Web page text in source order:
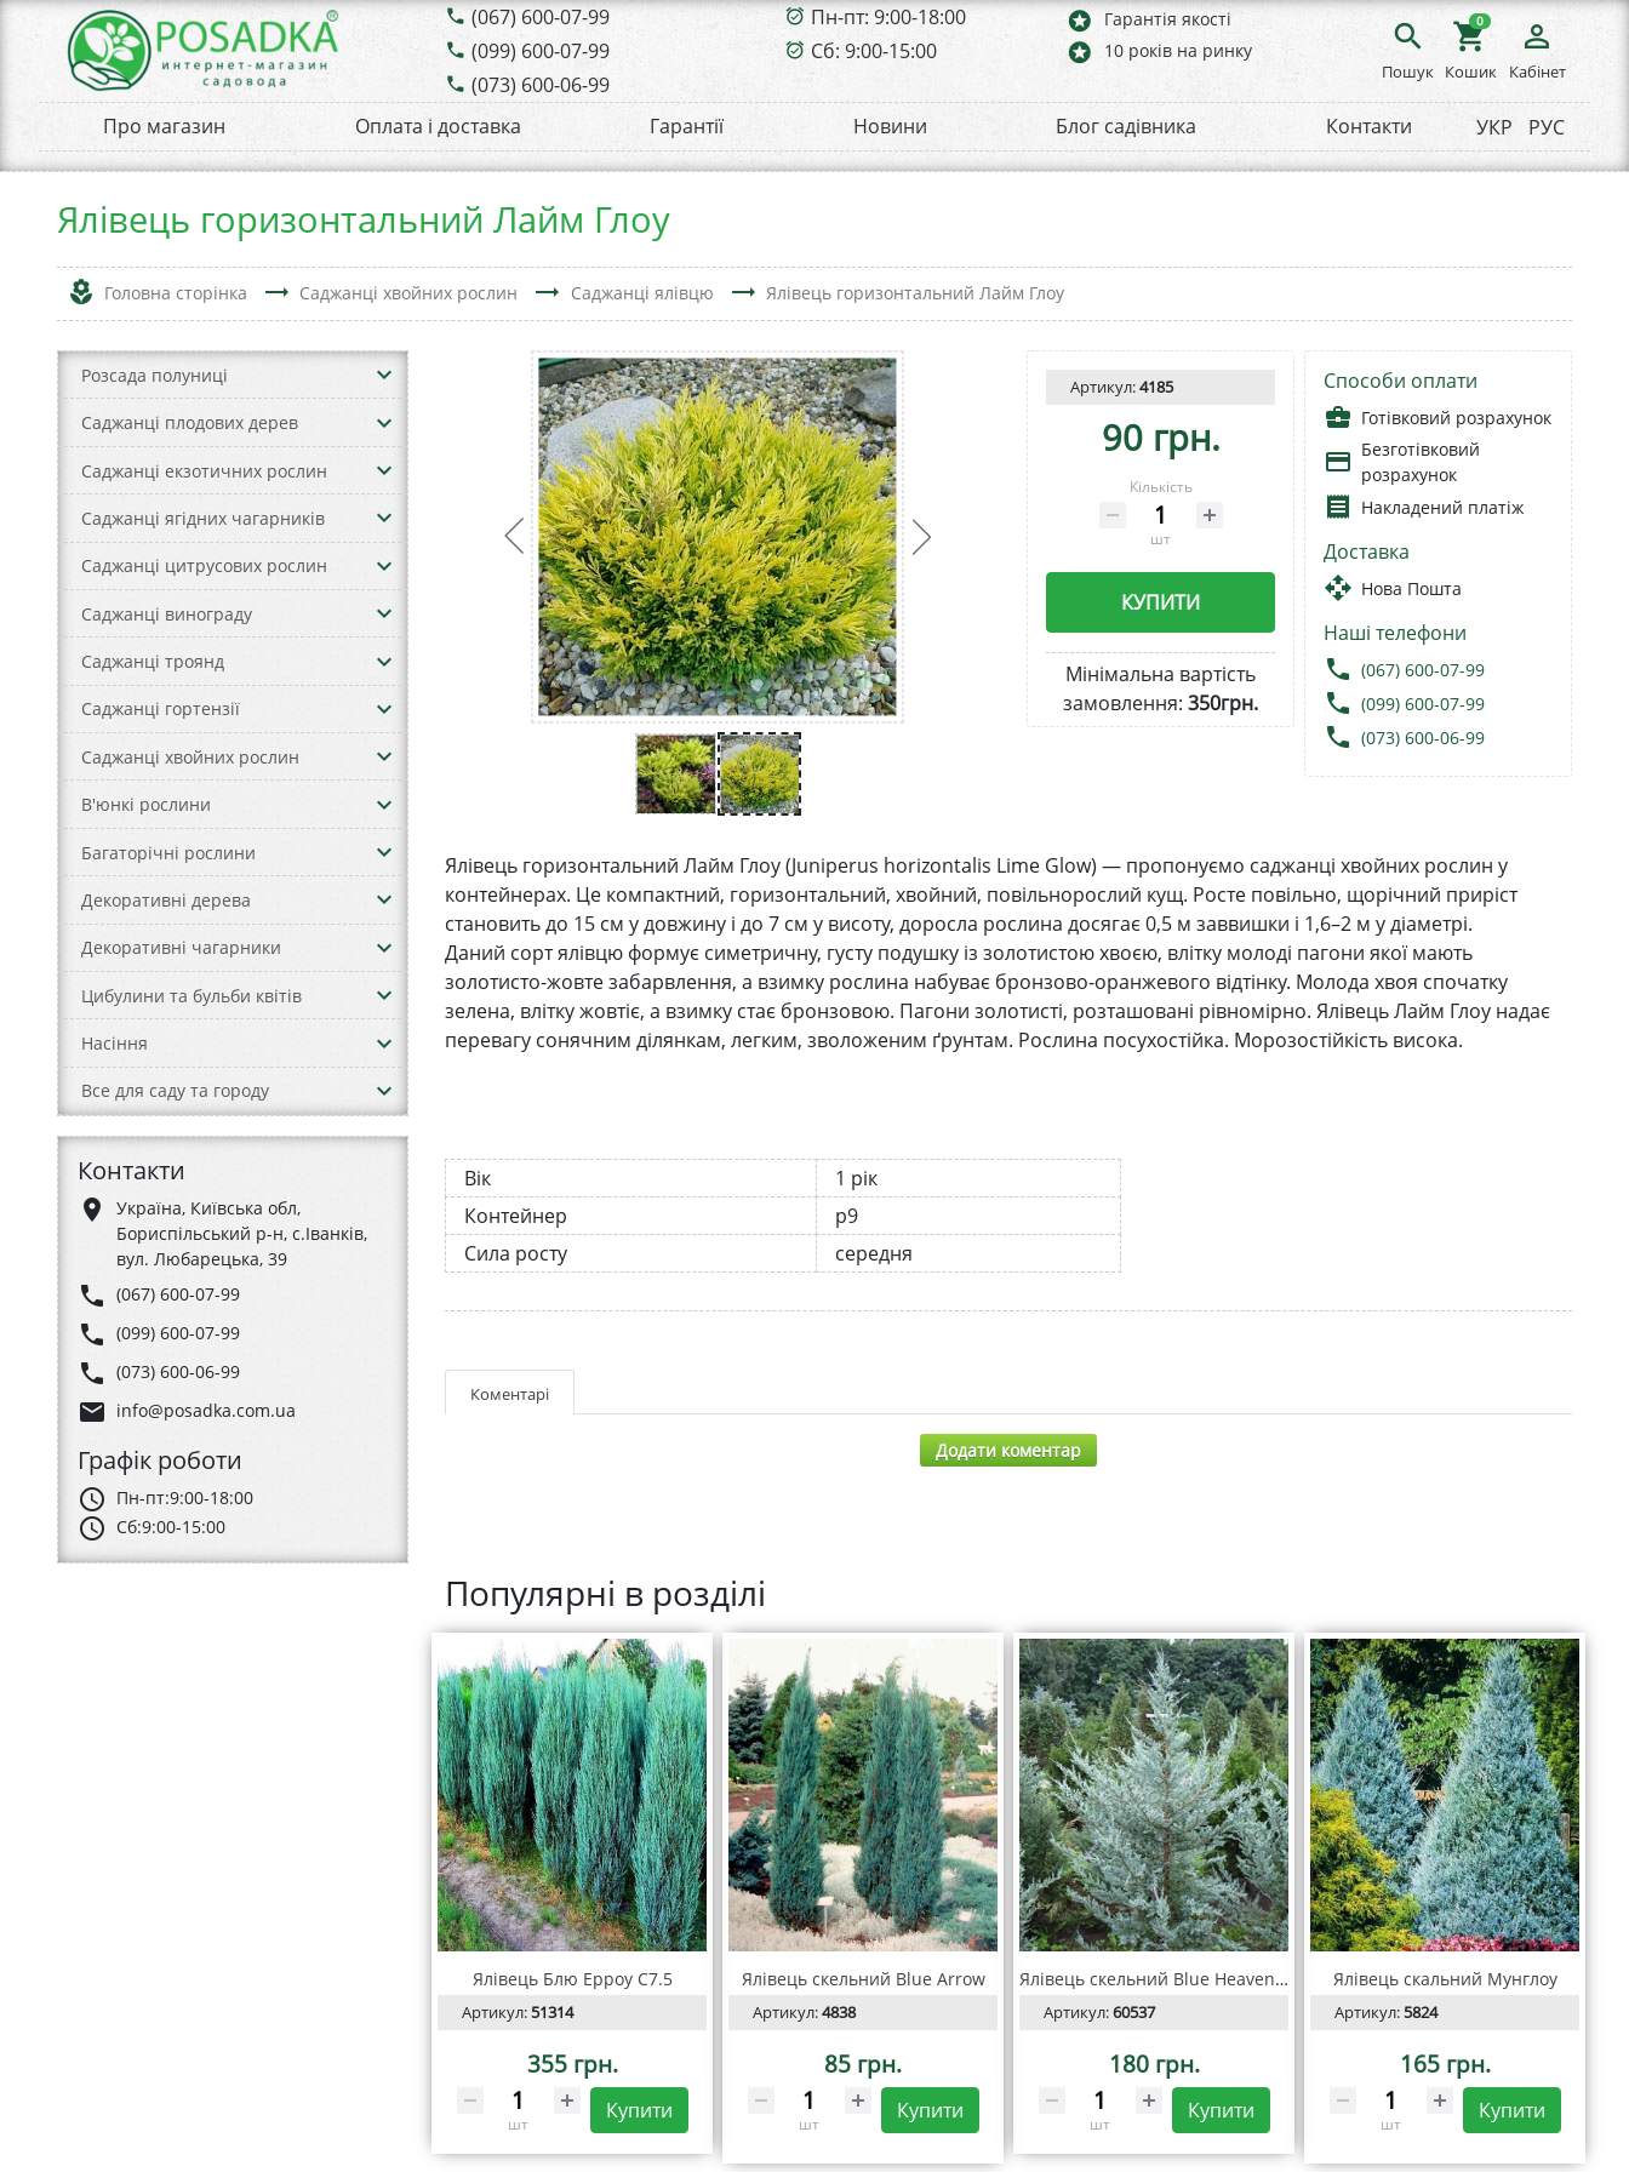
phone (067) 600-07-99
phone (099) 600-07-99
phone (073) 600-06-99
alarm_on Пн-пт: 9:00-18:00
alarm_on Сб: 9:00-15:00
stars Гарантія якості
stars 10 років на ринку search
Пошук
shopping_cart
0
Кошик
person_outline
Кабінет
Про магазин Оплата і доставка Гарантії Новини Блог садівника Контакти УКР РУС
Ялівець горизонтальний Лайм Глоу
local_florist Головна сторінка trending_flat Саджанці хвойних рослин trending_flat Саджанці ялівцю trending_flat Ялівець горизонтальний Лайм Глоу
Розсада полуниці keyboard_arrow_down
Саджанці плодових дерев keyboard_arrow_down
Саджанці екзотичних рослин keyboard_arrow_down
Саджанці ягідних чагарників keyboard_arrow_down
Саджанці цитрусових рослин keyboard_arrow_down
Саджанці винограду keyboard_arrow_down
Саджанці троянд keyboard_arrow_down
Саджанці гортензії keyboard_arrow_down
Саджанці хвойних рослин keyboard_arrow_down
В'юнкі рослини keyboard_arrow_down
Багаторічні рослини keyboard_arrow_down
Декоративні дерева keyboard_arrow_down
Декоративні чагарники keyboard_arrow_down
Цибулини та бульби квітів keyboard_arrow_down
Насіння keyboard_arrow_down
Все для саду та городу keyboard_arrow_down
Контакти
place
Україна, Київська обл,
Бориспільський р-н, с.Іванків,
вул. Любарецька, 39
phone (067) 600-07-99
phone (099) 600-07-99
phone (073) 600-06-99
email info@posadka.com.ua
Графік роботи
schedule Пн-пт:9:00-18:00
schedule Сб:9:00-15:00
Артикул:4185
90 грн.
Кількість
шт
КУПИТИ
Мінімальна вартість
замовлення: 350грн.
Способи оплати
business_center Готівковий розрахунок
payment Безготівковий
розрахунок
receipt Накладений платіж
Доставка
open_with Нова Пошта
Наші телефони
local_phone (067) 600-07-99
local_phone (099) 600-07-99
local_phone (073) 600-06-99
Ялівець горизонтальний Лайм Глоу (Juniperus horizontalis Lime Glow) — пропонуємо саджанці хвойних рослин у
контейнерах. Це компактний, горизонтальний, хвойний, повільнорослий кущ. Росте повільно, щорічний приріст
становить до 15 см у довжину і до 7 см у висоту, доросла рослина досягає 0,5 м заввишки і 1,6–2 м у діаметрі.
Даний сорт ялівцю формує симетричну, густу подушку із золотистою хвоєю, влітку молоді пагони якої мають
золотисто-жовте забарвлення, а взимку рослина набуває бронзово-оранжевого відтінку. Молода хвоя спочатку
зелена, влітку жовтіє, а взимку стає бронзовою. Пагони золотисті, розташовані рівномірно. Ялівець Лайм Глоу надає
перевагу сонячним ділянкам, легким, зволоженим ґрунтам. Рослина посухостійка. Морозостійкість висока.
Вік
1 рік
Контейнер
р9
Сила росту
середня
Коментарі
Додати коментар
Популярні в розділі
Ялівець Блю Ерроy С7.5
Артикул:51314
355 грн.
шт
Купити
Ялівець скельний Blue Arrow
Артикул:4838
85 грн.
шт
Купити
Ялівець скельний Blue Heaven (Блю Хевен)
Артикул:60537
180 грн.
шт
Купити
Ялівець скальний Мунглоу
Артикул:5824
165 грн.
шт
Купити